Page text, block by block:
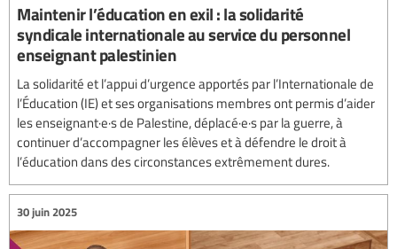
Maintenir l’éducation en exil : la solidarité
syndicale internationale au service du personnel
enseignant palestinien
La solidarité et l’appui d’urgence apportés par l’Internationale de
l’Éducation (IE) et ses organisations membres ont permis d’aider
les enseignant·e·s de Palestine, déplacé·e·s par la guerre, à
continuer d’accompagner les élèves et à défendre le droit à
l’éducation dans des circonstances extrêmement dures.
30 juin 2025